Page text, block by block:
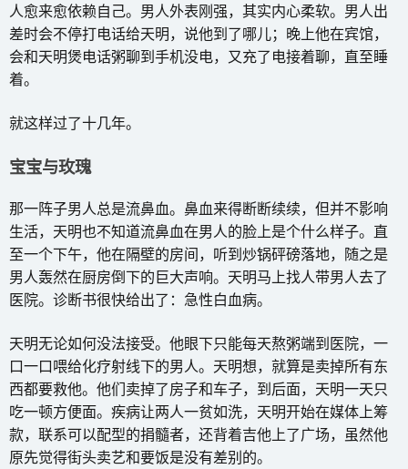
人愈来愈依赖自己。男人外表刚强，其实内心柔软。男人出
差时会不停打电话给天明，说他到了哪儿；晚上他在宾馆，
会和天明煲电话粥聊到手机没电，又充了电接着聊，直至睡
着。
就这样过了十几年。
宝宝与玫瑰
那一阵子男人总是流鼻血。鼻血来得断断续续，但并不影响
生活，天明也不知道流鼻血在男人的脸上是个什么样子。直
至一个下午，他在隔壁的房间，听到炒锅砰磅落地，随之是
男人轰然在厨房倒下的巨大声响。天明马上找人带男人去了
医院。诊断书很快给出了：急性白血病。
天明无论如何没法接受。他眼下只能每天熬粥端到医院，一
口一口喂给化疗射线下的男人。天明想，就算是卖掉所有东
西都要救他。他们卖掉了房子和车子，到后面，天明一天只
吃一顿方便面。疾病让两人一贫如洗，天明开始在媒体上筹
款，联系可以配型的捐髓者，还背着吉他上了广场，虽然他
原先觉得街头卖艺和要饭是没有差别的。